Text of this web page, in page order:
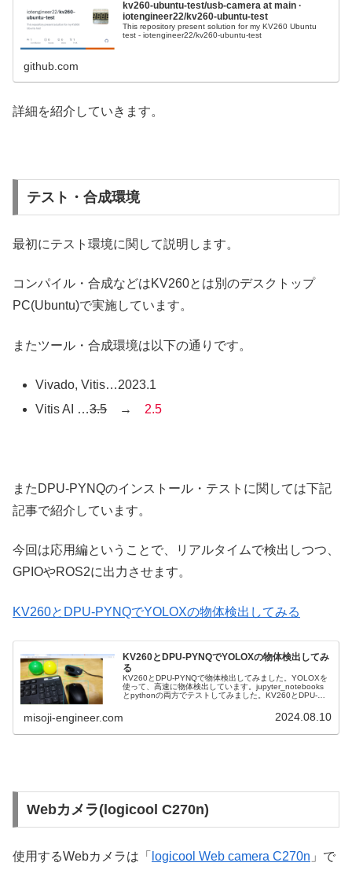
kv260-ubuntu-test/usb-camera at main ·
iotengineer22/kv260-ubuntu-test
This repository present solution for my KV260 Ubuntu
test - iotengineer22/kv260-ubuntu-test
github.com
詳細を紹介していきます。
テスト・合成環境
最初にテスト環境に関して説明します。
コンパイル・合成などはKV260とは別のデスクトップ
PC(Ubuntu)で実施しています。
またツール・合成環境は以下の通りです。
Vivado, Vitis…2023.1
Vitis AI …3.5→ 2.5
またDPU-PYNQのインストール・テストに関しては下記
記事で紹介しています。
今回は応用編ということで、リアルタイムで検出しつつ、
GPIOやROS2に出力させます。
KV260とDPU-PYNQでYOLOXの物体検出してみる
KV260とDPU-PYNQでYOLOXの物体検出してみ
る
KV260とDPU-PYNQで物体検出してみました。YOLOXを
使って、高速に物体検出しています。jupyter_notebooks
とpythonの両方でテストしてみました。KV260とDPU-
misoji-engineer.com 2024.08.10
Webカメラ(logicool C270n)
使用するWebカメラは「 logicool Web camera C270n 」で